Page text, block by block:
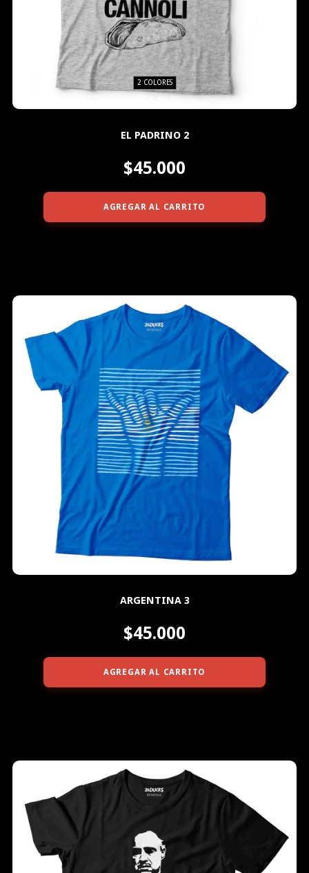
2 COLORES
EL PADRINO 2
$45.000
AGREGAR AL CARRITO
ARGENTINA 3
$45.000
AGREGAR AL CARRITO